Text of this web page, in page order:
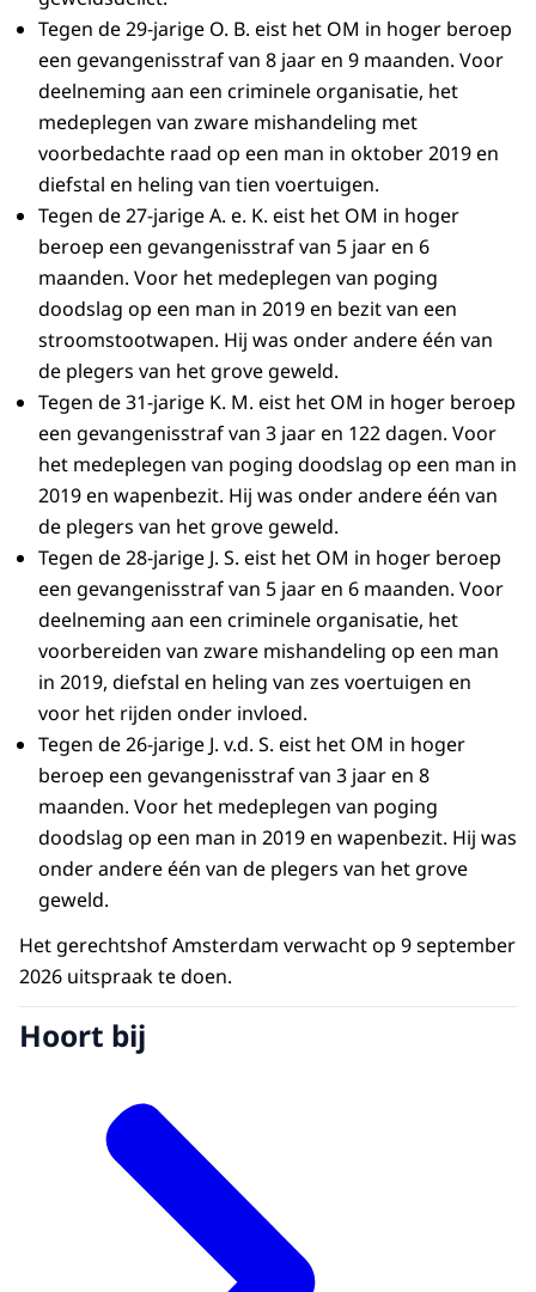
Tegen de 29-jarige O. B. eist het OM in hoger beroep
een gevangenisstraf van 8 jaar en 9 maanden. Voor
deelneming aan een criminele organisatie, het
medeplegen van zware mishandeling met
voorbedachte raad op een man in oktober 2019 en
diefstal en heling van tien voertuigen.
Tegen de 27-jarige A. e. K. eist het OM in hoger
beroep een gevangenisstraf van 5 jaar en 6
maanden. Voor het medeplegen van poging
doodslag op een man in 2019 en bezit van een
stroomstootwapen. Hij was onder andere één van
de plegers van het grove geweld.
Tegen de 31-jarige K. M. eist het OM in hoger beroep
een gevangenisstraf van 3 jaar en 122 dagen. Voor
het medeplegen van poging doodslag op een man in
2019 en wapenbezit. Hij was onder andere één van
de plegers van het grove geweld.
Tegen de 28-jarige J. S. eist het OM in hoger beroep
een gevangenisstraf van 5 jaar en 6 maanden. Voor
deelneming aan een criminele organisatie, het
voorbereiden van zware mishandeling op een man
in 2019, diefstal en heling van zes voertuigen en
voor het rijden onder invloed.
Tegen de 26-jarige J. v.d. S. eist het OM in hoger
beroep een gevangenisstraf van 3 jaar en 8
maanden. Voor het medeplegen van poging
doodslag op een man in 2019 en wapenbezit. Hij was
onder andere één van de plegers van het grove
geweld.
Het gerechtshof Amsterdam verwacht op 9 september
2026 uitspraak te doen.
Hoort bij